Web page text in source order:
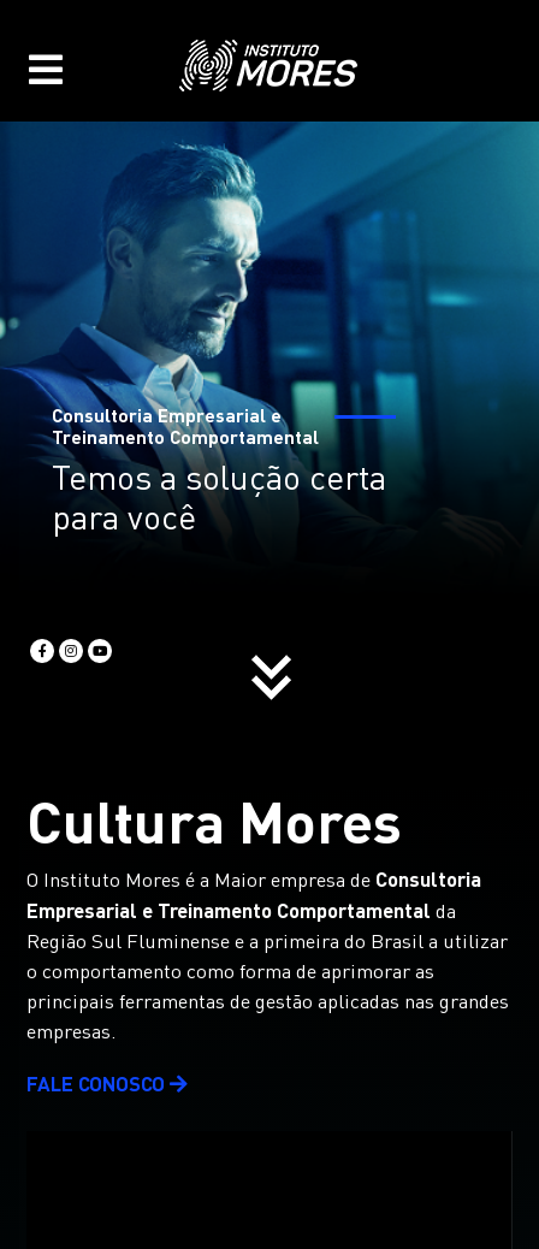
Consultoria Empresarial e
Treinamento Comportamental
Temos a solução certa
para você
Cultura Mores
O Instituto Mores é a Maior empresa de Consultoria
Empresarial e Treinamento Comportamentalda
Região Sul Fluminense e a primeira do Brasil a utilizar
o comportamento como forma de aprimorar as
principais ferramentas de gestão aplicadas nas grandes
empresas.
FALE CONOSCO